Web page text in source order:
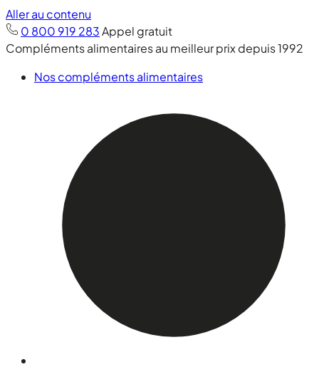
Aller au contenu
0 800 919 283Appel gratuit
Compléments alimentaires au meilleur prix depuis 1992
Nos compléments alimentaires